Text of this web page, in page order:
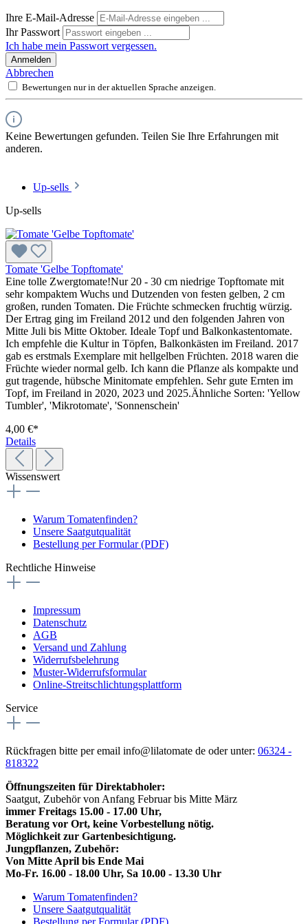
Ihre E-Mail-Adresse
Ihr Passwort
Ich habe mein Passwort vergessen.
Anmelden
Abbrechen
Bewertungen nur in der aktuellen Sprache anzeigen.
Keine Bewertungen gefunden. Teilen Sie Ihre Erfahrungen mit
anderen.
Up-sells
Up-sells
Tomate 'Gelbe Topftomate'
Eine tolle Zwergtomate!Nur 20 - 30 cm niedrige Topf­to­mate mit
sehr kompaktem Wuchs und Dutzenden von festen gelben, 2 cm
großen, runden Tomaten. Die Früchte schmecken fruchtig wür­zig.
Der Ertrag ging im Freiland 2012 und den folgenden Jahren von
Mitte Juli bis Mitte Oktober. Ideale Topf und Balkonkastentomate.
Ich empfehle die Kultur in Töpfen, Balkonkästen im Freiland. 2017
gab es erstmals Exemplare mit hellgelben Früchten. 2018 waren die
Früchte wieder normal gelb. Ich kann die Pflanze als kompakte und
gut tragende, hübsche Minitomate empfehlen. Sehr gute Ernten im
Topf, im Freiland in 2020, 2023 und 2025.Ähnliche Sorten: 'Yellow
Tumbler', 'Mikrotomate', 'Sonnenschein'
4,00 €*
Details
Wissenswert
Warum Tomatenfinden?
Unsere Saatgutqualität
Bestellung per Formular (PDF)
Rechtliche Hinweise
Impressum
Datenschutz
AGB
Versand und Zahlung
Widerrufsbelehrung
Muster-Widerrufsformular
Online-Streitschlichtungsplattform
Service
Rückfragen bitte per email info@lilatomate de oder unter: 06324 -
818322
Öffnungszeiten für Direktabholer:
Saatgut, Zubehör von Anfang Februar bis Mitte März
immer Freitags 15.00 - 17.00 Uhr,
Beratung vor Ort, keine Vorbestellung nötig.
Möglichkeit zur Gartenbesichtigung.
Jungpflanzen, Zubehör:
Von Mitte April bis Ende Mai
Mo-Fr. 16.00 - 18.00 Uhr, Sa 10.00 - 13.30 Uhr
Warum Tomatenfinden?
Unsere Saatgutqualität
Bestellung per Formular (PDF)